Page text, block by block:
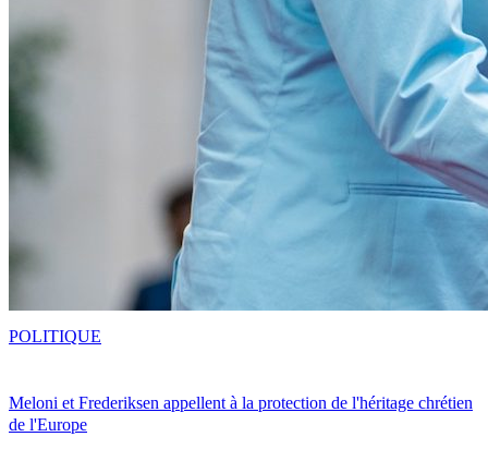
Meloni et Frederiksen appellent à la protection de l'héritage chrétien
de l'Europe
POLITIQUE